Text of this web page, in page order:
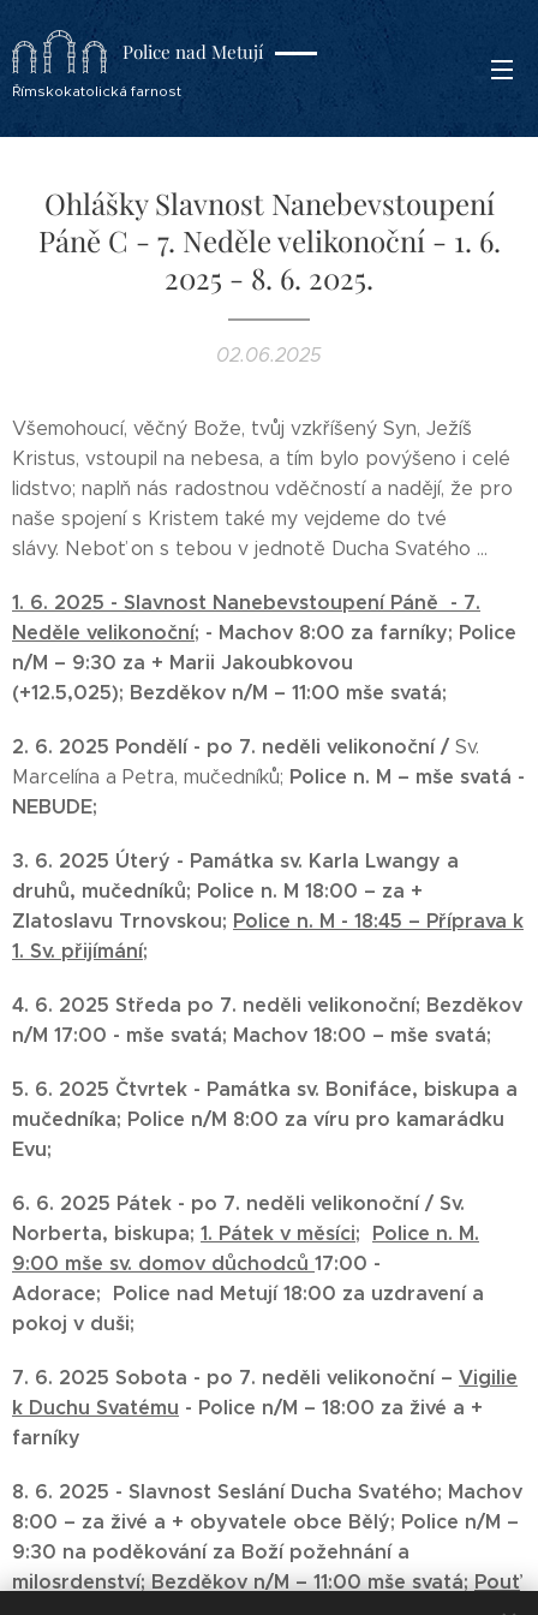
Police nad Metují
Římskokatolická farnost
Ohlášky Slavnost Nanebevstoupení
Páně C - 7. Neděle velikonoční - 1. 6.
2025 - 8. 6. 2025.
02.06.2025
Všemohoucí, věčný Bože, tvůj vzkříšený Syn, Ježíš
Kristus, vstoupil na nebesa, a tím bylo povýšeno i celé
lidstvo; naplň nás radostnou vděčností a nadějí, že pro
naše spojení s Kristem také my vejdeme do tvé
slávy. Neboť on s tebou v jednotě Ducha Svatého ...
1. 6. 2025 - Slavnost Nanebevstoupení Páně - 7.
Neděle velikonoční; - Machov 8:00 za farníky; Police
n/M – 9:30 za + Marii Jakoubkovou
(+12.5,025); Bezděkov n/M – 11:00 mše svatá;
2. 6. 2025 Pondělí - po 7. neděli velikonoční / Sv.
Marcelína a Petra, mučedníků; Police n. M – mše svatá -
NEBUDE;
3. 6. 2025 Úterý - Památka sv. Karla Lwangy a
druhů, mučedníků; Police n. M 18:00 – za +
Zlatoslavu Trnovskou; Police n. M - 18:45 – Příprava k
1. Sv. přijímání;
4. 6. 2025 Středa po 7. neděli velikonoční; Bezděkov
n/M 17:00 - mše svatá; Machov 18:00 – mše svatá;
5. 6. 2025 Čtvrtek - Památka sv. Bonifáce, biskupa a
mučedníka; Police n/M 8:00 za víru pro kamarádku
Evu;
6. 6. 2025 Pátek - po 7. neděli velikonoční / Sv.
Norberta, biskupa; 1. Pátek v měsíci; Police n. M.
9:00 mše sv. domov důchodců 17:00 -
Adorace; Police nad Metují 18:00 za uzdravení a
pokoj v duši;
7. 6. 2025 Sobota - po 7. neděli velikonoční – Vigilie
k Duchu Svatému - Police n/M – 18:00 za živé a +
farníky
8. 6. 2025 - Slavnost Seslání Ducha Svatého; Machov
8:00 – za živé a + obyvatele obce Bělý; Police n/M –
9:30 na poděkování za Boží požehnání a
milosrdenství;Bezděkov n/M – 11:00 mše svatá;Pouť